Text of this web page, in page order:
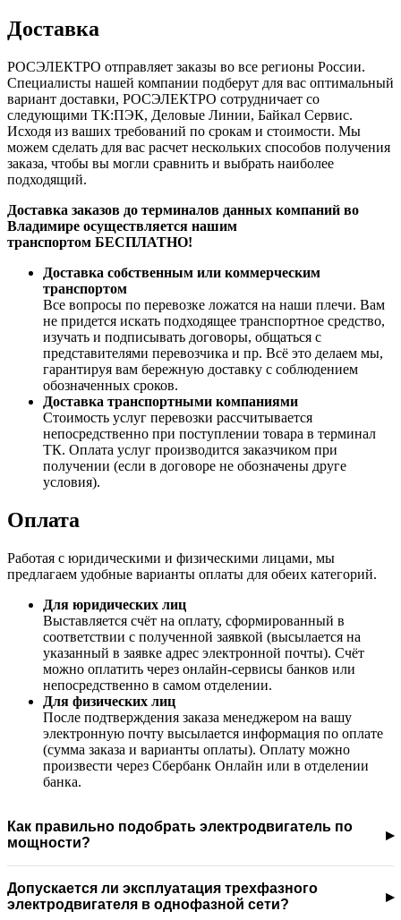
Доставка
РОСЭЛЕКТРО отправляет заказы во все регионы России.
Специалисты нашей компании подберут для вас оптимальный
вариант доставки, РОСЭЛЕКТРО сотрудничает со
следующими ТК:ПЭК, Деловые Линии, Байкал Сервис.
Исходя из ваших требований по срокам и стоимости. Мы
можем сделать для вас расчет нескольких способов получения
заказа, чтобы вы могли сравнить и выбрать наиболее
подходящий.
Доставка заказов до терминалов данных компаний во
Владимире осуществляется нашим
транспортом БЕСПЛАТНО!
Доставка собственным или коммерческим
транспортом
Все вопросы по перевозке ложатся на наши плечи. Вам
не придется искать подходящее транспортное средство,
изучать и подписывать договоры, общаться с
представителями перевозчика и пр. Всё это делаем мы,
гарантируя вам бережную доставку с соблюдением
обозначенных сроков.
Доставка транспортными компаниями
Стоимость услуг перевозки рассчитывается
непосредственно при поступлении товара в терминал
ТК. Оплата услуг производится заказчиком при
получении (если в договоре не обозначены друге
условия).
Оплата
Работая с юридическими и физическими лицами, мы
предлагаем удобные варианты оплаты для обеих категорий.
Для юридических лиц
Выставляется счёт на оплату, сформированный в
соответствии с полученной заявкой (высылается на
указанный в заявке адрес электронной почты). Счёт
можно оплатить через онлайн-сервисы банков или
непосредственно в самом отделении.
Для физических лиц
После подтверждения заказа менеджером на вашу
электронную почту высылается информация по оплате
(сумма заказа и варианты оплаты). Оплату можно
произвести через Сбербанк Онлайн или в отделении
банка.
Как правильно подобрать электродвигатель по
мощности?
Допускается ли эксплуатация трехфазного
электродвигателя в однофазной сети?